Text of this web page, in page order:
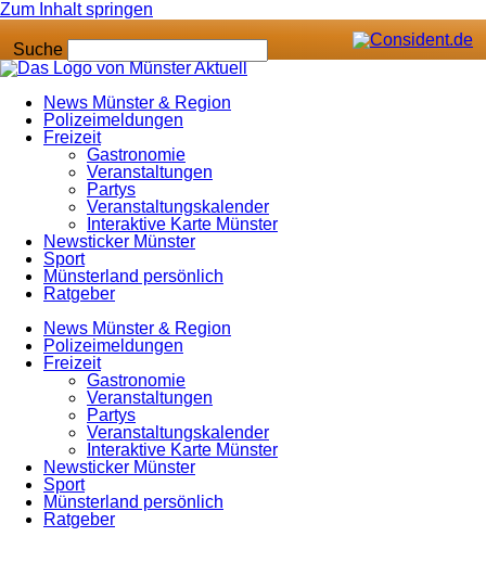
Zum Inhalt springen
Suche
News Münster & Region
Polizeimeldungen
Freizeit
Gastronomie
Veranstaltungen
Partys
Veranstaltungskalender
Interaktive Karte Münster
Newsticker Münster
Sport
Münsterland persönlich
Ratgeber
News Münster & Region
Polizeimeldungen
Freizeit
Gastronomie
Veranstaltungen
Partys
Veranstaltungskalender
Interaktive Karte Münster
Newsticker Münster
Sport
Münsterland persönlich
Ratgeber
Anzeige